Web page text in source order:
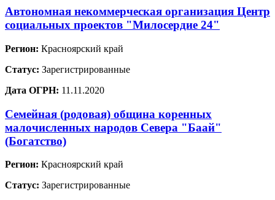
Автономная некоммерческая организация Центр
социальных проектов "Милосердие 24"
Регион: Красноярский край
Статус: Зарегистрированные
Дата ОГРН: 11.11.2020
Семейная (родовая) община коренных
малочисленных народов Севера "Баай"
(Богатство)
Регион: Красноярский край
Статус: Зарегистрированные